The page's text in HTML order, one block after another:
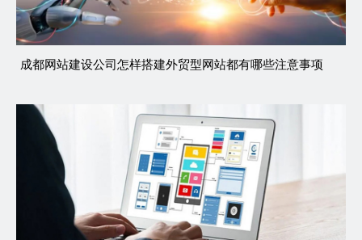
成都网站建设公司怎样搭建外贸型网站都有哪些注意事项